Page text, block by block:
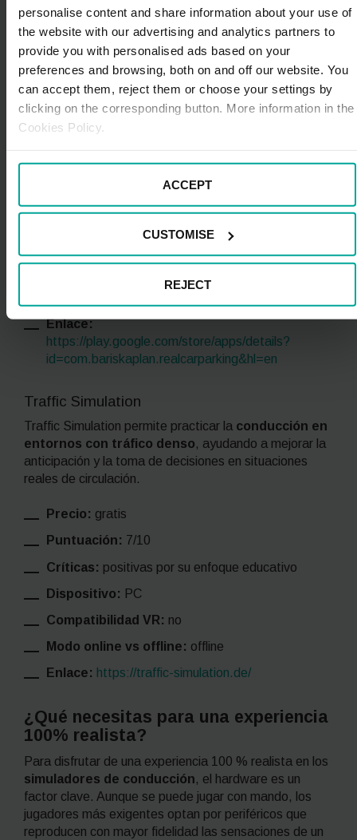
personalise content and share information about your use of
the website with our advertising and analytics partners to
provide you with personalised ads based on your
preferences and browsing, both on and off our website. You
can accept them, reject them or choose your settings by
clicking on the corresponding button. More information in the
Cookies Policy.
ACCEPT
CUSTOMISE
REJECT
n_US&pli=1
Real Car Parking
Real Car Parking ofrece escenarios realistas centrados
en maniobras de aparcamiento y circulación
básica .
experiencia repetitiva
móvil (Android, iOS)
Enlace:
https://play.google.com/store/apps/details?
id=com.bariskaplan.realcarparking&hl=en
Traffic Simulation
Traffic Simulation permite practicar la conducción en
entornos con tráfico denso, ayudando a mejorar la
anticipación y la toma de decisiones en situaciones
reales de circulación.
Precio: gratis
Puntuación: 7/10
Críticas: positivas por su enfoque educativo
Dispositivo: PC
Compatibilidad VR: no
Modo online vs offline: offline
Enlace: https://traffic-simulation.de/
¿Qué necesitas para una experiencia
100% realista?
Para disfrutar de una experiencia 100 % realista en los
simuladores de conducción, el hardware es un
factor clave. Aunque se puede jugar con mando, los
jugadores más exigentes optan por periféricos que
reproducen con mayor fidelidad las sensaciones de un